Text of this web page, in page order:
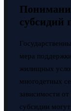
субсидий
мера
жилищных
многодетных
зависимости от
субсидии